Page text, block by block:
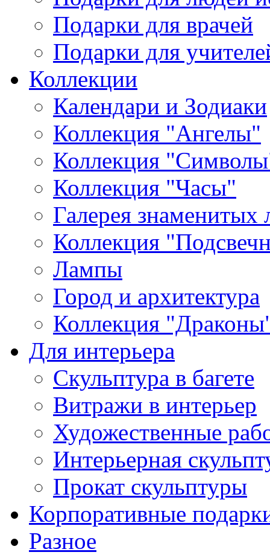
Подарки для врачей
Подарки для
Коллекции
Календари и Зодиаки
Коллекция "Ангелы"
Коллекция
Коллекция "Часы"
Галерея знаменитых
Коллекция
Лампы
Город и архитектура
Коллекция
Для интерьера
Скульптура в багете
Витражи в интерьер
Художественные
Интерьерная
Прокат скульптуры
Корпоративные
Разное